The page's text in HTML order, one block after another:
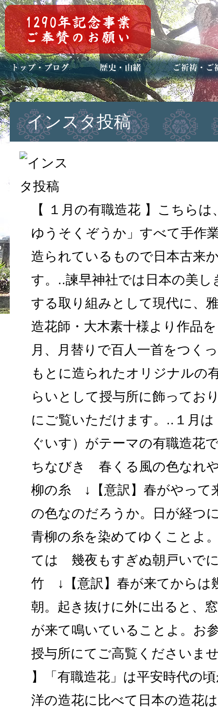
トップページ
ブログ(日々八百万)
お知らせ一覧 歴史・ご祭神
年中行事
メディア掲載 ご祈祷・ご祈
安産祈願
初宮参り
七五三詣
長寿のお祝い
神前結婚式
厄祓い・方位
車のお祓い
地鎮祭
神葬祭（神式
インスタ投稿
【 １月の有職造花 】こちら
ゆうそくぞうか」すべて手作
造られているもので日本古来
す。..諫早神社では日本の美し
する取り組みとして現代に、
造花師・大木素十様より作品
月、月替りで百人一首をつく
もとに造られたオリジナルの
らいとして授与所に飾ってお
にご覧いただけます。..１月
ぐいす）がテーマの有職造花
ちなびき 春くる風の色なれ
柳の糸 ↓【意訳】春がやって
の色なのだろうか。日が経つ
青柳の糸を染めてゆくことよ
ては 幾夜もすぎぬ朝戸いで
竹 ↓【意訳】春が来てからは
朝。起き抜けに外に出ると、
が来て鳴いていることよ。お
授与所にてご高覧くださいま
】「有職造花」は平安時代の
洋の造花に比べて日本の造花